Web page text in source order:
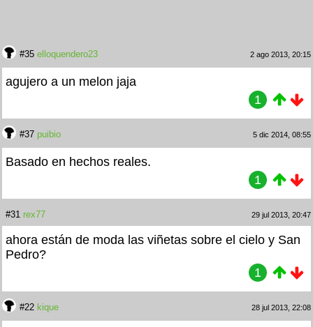
#35 elloquendero23 2 ago 2013, 20:15
agujero a un melon jaja
1
#37 puibio 5 dic 2014, 08:55
Basado en hechos reales.
1
#31 rex77 29 jul 2013, 20:47
ahora están de moda las viñetas sobre el cielo y San
Pedro?
1
#22 kique 28 jul 2013, 22:08